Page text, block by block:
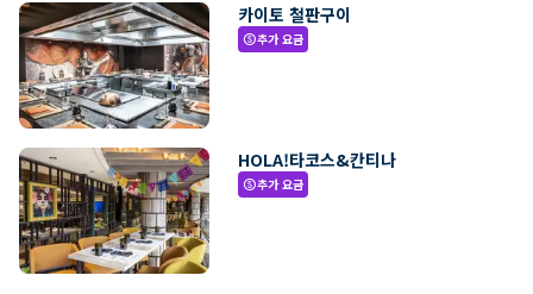
카이토 철판구이
paid추가 요금
HOLA!타코스&칸티나
paid추가 요금